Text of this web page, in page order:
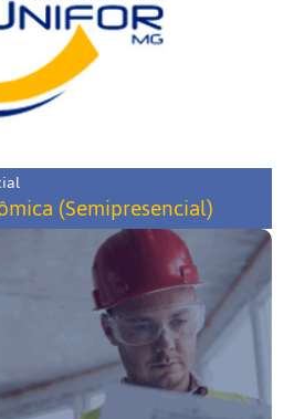
(Semipresencial)